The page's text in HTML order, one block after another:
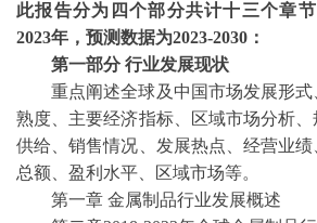
此报告分为四个部分共计十三个章
2023年，预测数据为2023-2030：
第一部分 行业发展现状
重点阐述全球及中国市场发展形
熟度、主要经济指标、区域市场分析、
供给、销售情况、发展热点、经营业
总额、盈利水平、区域市场等。
第一章 金属制品行业发展概述